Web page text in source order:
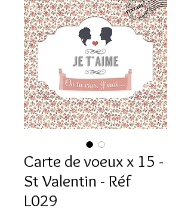
Carte de voeux x 15 -
St Valentin - Réf
L029